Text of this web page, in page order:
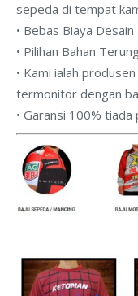
sepeda di tempat
• Bebas Biaya Desain
• Pilihan Bahan
• Kami ialah
termonitor dengan
• Garansi 100%